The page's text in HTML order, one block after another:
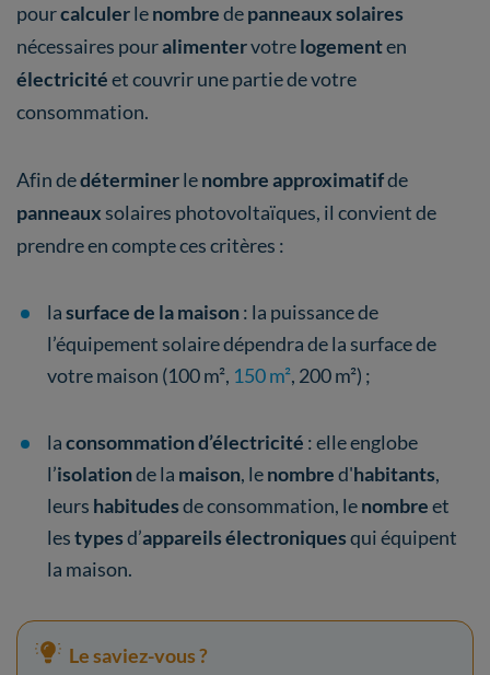
pourcalculerlenombredepanneaux solaires
nécessaires pouralimentervotrelogementen
électricitéet couvrir une partie de votre
consommation.
Afin dedéterminerlenombre approximatifde
panneaux solaires photovoltaïques, il convient de
prendre en compte ces critères :
lasurface de la maison: la puissance de
l’équipement solaire dépendra de la surface de
votre maison (100 m², 150 m², 200 m²) ;
laconsommation d’électricité : elle englobe
l’isolationde la maison, lenombred'habitants,
leurs habitudesde consommation, lenombreet
lestypesd’appareils électroniquesqui équipent
la maison.
Le saviez-vous ?